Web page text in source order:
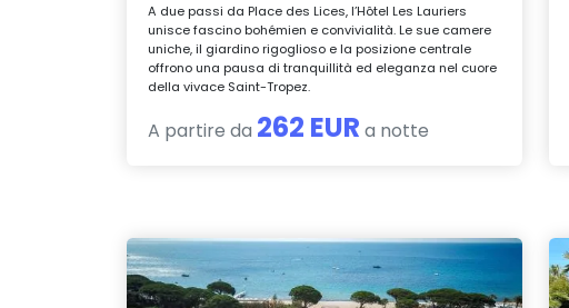
A due passi da Place des Lices, l’Hôtel Les Lauriers
unisce fascino bohémien e convivialità. Le sue camere
uniche, il giardino rigoglioso e la posizione centrale
offrono una pausa di tranquillità ed eleganza nel cuore
della vivace Saint-Tropez.
A partire da 262 EUR a notte